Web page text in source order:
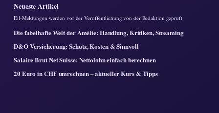
Neueste Artikel
Eil-Meldungen werden vor der Veroffentlichung von der Redaktion gepruft.
Die fabelhafte Welt der Amélie: Handlung, Kritiken, Streaming
D&O Versicherung: Schutz, Kosten & Sinnvoll
Salaire Brut Net Suisse: Nettolohn einfach berechnen
20 Euro in CHF umrechnen – aktueller Kurs & Tipps